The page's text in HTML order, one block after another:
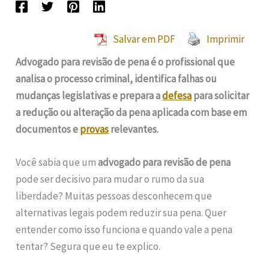
Salvar em PDF
Imprimir
Advogado para revisão de pena é o profissional que
analisa o processo criminal, identifica falhas ou
mudanças legislativas e prepara adefesapara solicitar
a redução ou alteração da pena aplicada com base em
documentos eprovasrelevantes.
Você sabia que umadvogado para revisão de pena
pode ser decisivo para mudar o rumo da sua
liberdade? Muitas pessoas desconhecem que
alternativas legais podem reduzir sua pena. Quer
entender como isso funciona e quando vale a pena
tentar? Segura que eu te explico.